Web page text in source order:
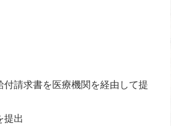
請求書を医療機関を経由して提
提出